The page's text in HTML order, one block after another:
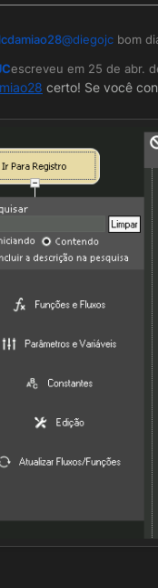
lcdamiao28@diegojc bom
escreveu em 25 de abr.
última edição por
certo! Se você